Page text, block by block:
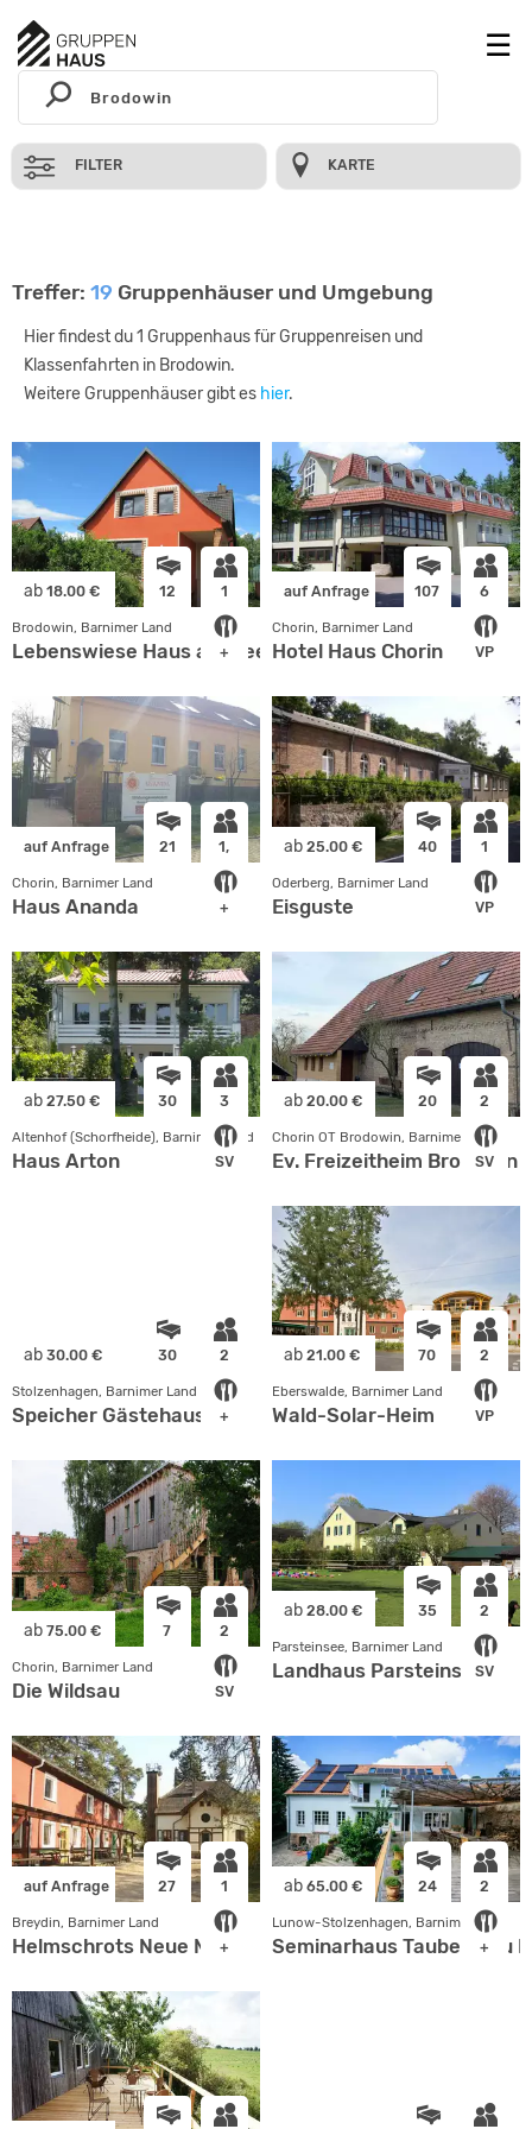
FILTER KARTE
Treffer: 19 Gruppenhäuser und Umgebung
Hier findest du 1 Gruppenhaus für Gruppenreisen und
Klassenfahrten in Brodowin.
Weitere Gruppenhäuser gibt es hier.
ab 18.00 € 12 1
+
Brodowin, Barnimer Land
Lebenswiese Haus am See
auf Anfrage 107 6
VP
Chorin, Barnimer Land
Hotel Haus Chorin
auf Anfrage 21 1,
+
Chorin, Barnimer Land
Haus Ananda
ab 25.00 € 40 1
VP
Oderberg, Barnimer Land
Eisguste
ab 27.50 € 30 3
SV
Altenhof (Schorfheide), Barnimer Land
Haus Arton
ab 20.00 € 20 2
SV
Chorin OT Brodowin, Barnimer Land
Ev. Freizeitheim Brodowin
ab 30.00 € 30 2
+
Stolzenhagen, Barnimer Land
Speicher Gästehaus
ab 21.00 € 70 2
VP
Eberswalde, Barnimer Land
Wald-Solar-Heim
ab 75.00 € 7 2
SV
Chorin, Barnimer Land
Die Wildsau
ab 28.00 € 35 2
SV
Parsteinsee, Barnimer Land
Landhaus Parsteinsee
auf Anfrage 27 1
+
Breydin, Barnimer Land
Helmschrots Neue Mühle
ab 65.00 € 24 2
+
Lunow-Stolzenhagen, Barnimer Land
Seminarhaus Taubenblau